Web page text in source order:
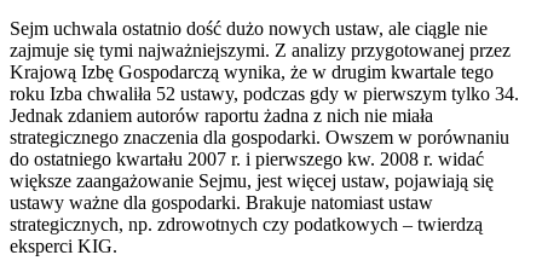
Sejm uchwala ostatnio dość dużo nowych ustaw, ale ciągle nie
zajmuje się tymi najważniejszymi. Z analizy przygotowanej przez
Krajową Izbę Gospodarczą wynika, że w drugim kwartale tego
roku Izba chwaliła 52 ustawy, podczas gdy w pierwszym tylko 34.
Jednak zdaniem autorów raportu żadna z nich nie miała
strategicznego znaczenia dla gospodarki. Owszem w porównaniu
do ostatniego kwartału 2007 r. i pierwszego kw. 2008 r. widać
większe zaangażowanie Sejmu, jest więcej ustaw, pojawiają się
ustawy ważne dla gospodarki. Brakuje natomiast ustaw
strategicznych, np. zdrowotnych czy podatkowych – twierdzą
eksperci KIG.